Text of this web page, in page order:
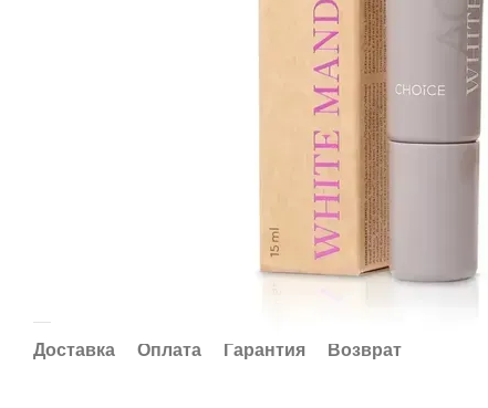
Доставка Оплата Гарантия Возврат